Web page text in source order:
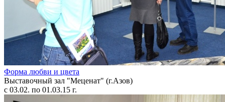
Форма любви и цвета
Выставочный зал "Меценат" (г.Азов)
с 03.02. по 01.03.15 г.